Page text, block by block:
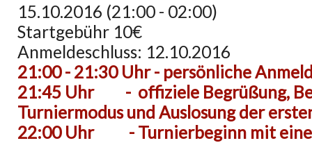
15.10.2016 (21:00 - 02:00)
Startgebühr 10€
Anmeldeschluss: 12.10.2016
21:00 - 21:30 Uhr - persönliche
21:45 Uhr - offiziele Begrüßung,
Turniermodus und Auslosung der
22:00 Uhr - Turnierbeginn mit